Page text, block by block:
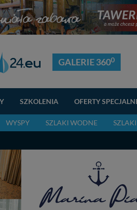
GALERIE 3600
SZKOLENIA OFERTY
WYSPY SZLAKI WODNE